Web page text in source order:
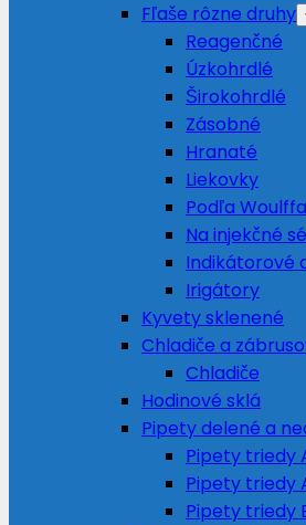
Fľaše rôzne druhy
Reagenčné
Úzkohrdlé
Širokohrdlé
Zásobné
Hranaté
Liekovky
Podľa Woulffa
Na injekčné
Indikátorové
Irigátory
Kyvety sklenené
Chladiče a
Chladiče
Hodinové sklá
Pipety delené a
Pipety triedy
Pipety triedy
Pipety triedy